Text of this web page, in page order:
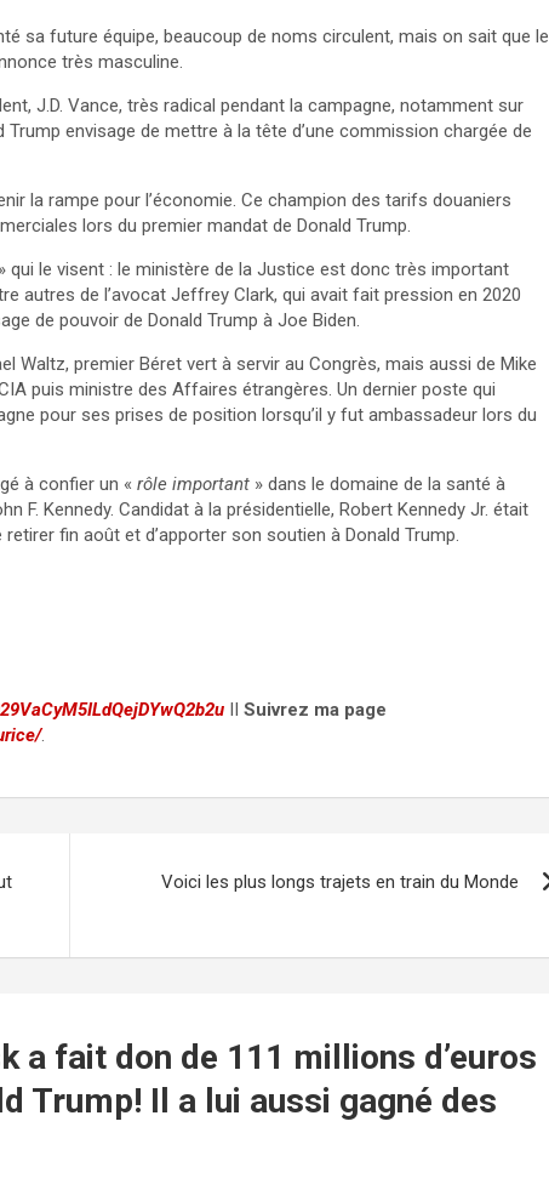
sa future équipe, beaucoup de noms circulent, mais on sait que le
très masculine.
J.D. Vance, très radical pendant la campagne, notamment sur
Trump envisage de mettre à la tête d’une commission chargée de
la rampe pour l’économie. Ce champion des tarifs douaniers
lors du premier mandat de Donald Trump.
le visent : le ministère de la Justice est donc très important
autres de l’avocat Jeffrey Clark, qui avait fait pression en 2020
de pouvoir de Donald Trump à Joe Biden.
Waltz, premier Béret vert à servir au Congrès, mais aussi de Mike
puis ministre des Affaires étrangères. Un dernier poste qui
pour ses prises de position lorsqu’il y fut ambassadeur lors du
à confier un « rôle important » dans le domaine de la santé à
F. Kennedy. Candidat à la présidentielle, Robert Kennedy Jr. était
fin août et d’apporter son soutien à Donald Trump.
II Suivrez ma page
.
Voici les plus longs trajets en train du Monde
a fait don de 111 millions d’euros
Trump! Il a lui aussi gagné des